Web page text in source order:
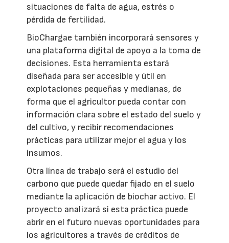
situaciones de falta de agua, estrés o
pérdida de fertilidad.
BioChargae también incorporará sensores y
una plataforma digital de apoyo a la toma de
decisiones. Esta herramienta estará
diseñada para ser accesible y útil en
explotaciones pequeñas y medianas, de
forma que el agricultor pueda contar con
información clara sobre el estado del suelo y
del cultivo, y recibir recomendaciones
prácticas para utilizar mejor el agua y los
insumos.
Otra línea de trabajo será el estudio del
carbono que puede quedar fijado en el suelo
mediante la aplicación de biochar activo. El
proyecto analizará si esta práctica puede
abrir en el futuro nuevas oportunidades para
los agricultores a través de créditos de